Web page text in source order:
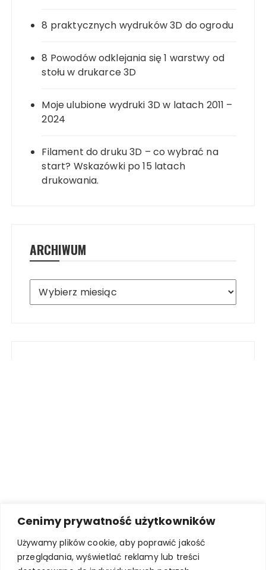
Cenimy prywatność użytkowników
Używamy plików cookie, aby poprawić jakość
przeglądania, wyświetlać reklamy lub treści
8 praktycznych wydruków 3D do ogrodu
8 Powodów odklejania się 1 warstwy od
stołu w drukarce 3D
Moje ulubione wydruki 3D w latach 2011 –
2024
Filament do druku 3D – co wybrać na
start? Wskazówki po 15 latach
drukowania.
ARCHIWUM
Archiwum